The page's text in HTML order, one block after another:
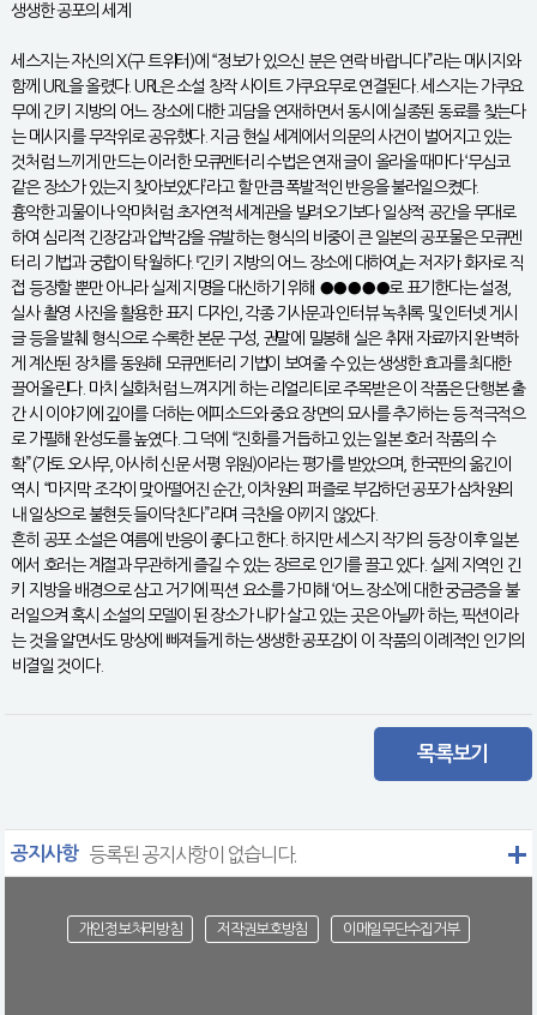
생생한 공포의 세계
세스지는 자신의 X(구 트위터)에 “정보가 있으신 분은 연락 바랍니다”라는 메시지와
함께 URL을 올렸다. URL은 소설 창작 사이트 가쿠요무로 연결된다. 세스지는 가쿠요
무에 긴키 지방의 어느 장소에 대한 괴담을 연재하면서 동시에 실종된 동료를 찾는다
는 메시지를 무작위로 공유했다. 지금 현실 세계에서 의문의 사건이 벌어지고 있는
것처럼 느끼게 만드는 이러한 모큐멘터리 수법은 연재 글이 올라올 때마다 ‘무심코
같은 장소가 있는지 찾아보았다’라고 할 만큼 폭발적인 반응을 불러일으켰다.
흉악한 괴물이나 악마처럼 초자연적 세계관을 빌려오기보다 일상적 공간을 무대로
하여 심리적 긴장감과 압박감을 유발하는 형식의 비중이 큰 일본의 공포물은 모큐멘
터리 기법과 궁합이 탁월하다. 『긴키 지방의 어느 장소에 대하여』는 저자가 화자로 직
접 등장할 뿐만 아니라 실제 지명을 대신하기 위해 ●●●●●로 표기한다는 설정,
실사 촬영 사진을 활용한 표지 디자인, 각종 기사문과 인터뷰 녹취록 및 인터넷 게시
글 등을 발췌 형식으로 수록한 본문 구성, 권말에 밀봉해 실은 취재 자료까지 완벽하
게 계산된 장치를 동원해 모큐멘터리 기법이 보여줄 수 있는 생생한 효과를 최대한
끌어올린다. 마치 실화처럼 느껴지게 하는 리얼리티로 주목받은 이 작품은 단행본 출
간 시 이야기에 깊이를 더하는 에피소드와 중요 장면의 묘사를 추가하는 등 적극적으
로 가필해 완성도를 높였다. 그 덕에 “진화를 거듭하고 있는 일본 호러 작품의 수
확”(가토 오사무, 아사히 신문 서평 위원)이라는 평가를 받았으며, 한국판의 옮긴이
역시 “마지막 조각이 맞아떨어진 순간, 이차원의 퍼즐로 부감하던 공포가 삼차원의
내 일상으로 불현듯 들이닥친다”라며 극찬을 아끼지 않았다.
흔히 공포 소설은 여름에 반응이 좋다고 한다. 하지만 세스지 작가의 등장 이후 일본
에서 호러는 계절과 무관하게 즐길 수 있는 장르로 인기를 끌고 있다. 실제 지역인 긴
키 지방을 배경으로 삼고 거기에 픽션 요소를 가미해 ‘어느 장소’에 대한 궁금증을 불
러일으켜 혹시 소설의 모델이 된 장소가 내가 살고 있는 곳은 아닐까 하는, 픽션이라
는 것을 알면서도 망상에 빠져들게 하는 생생한 공포감이 이 작품의 이례적인 인기의
비결일 것이다.
목록보기
공지사항 등록된 공지사항이 없습니다.
개인정보처리방침 저작권보호방침 이메일무단수집거부